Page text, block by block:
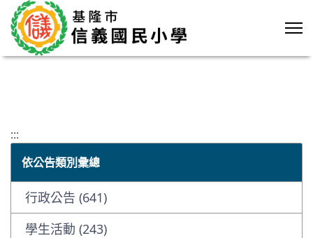
:::
依公告類別彙總
行政公告 (641)
學生活動 (243)